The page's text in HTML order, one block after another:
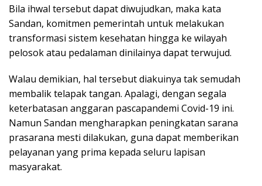
Bila ihwal tersebut dapat diwujudkan, maka kata
Sandan, komitmen pemerintah untuk melakukan
transformasi sistem kesehatan hingga ke wilayah
pelosok atau pedalaman dinilainya dapat terwujud.
Walau demikian, hal tersebut diakuinya tak semudah
membalik telapak tangan. Apalagi, dengan segala
keterbatasan anggaran pascapandemi Covid-19 ini.
Namun Sandan mengharapkan peningkatan sarana
prasarana mesti dilakukan, guna dapat memberikan
pelayanan yang prima kepada seluru lapisan
masyarakat.